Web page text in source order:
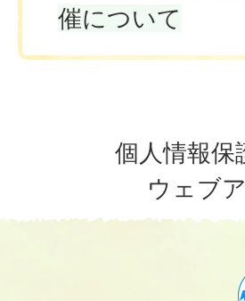
催について
個人情報保
ウェブ